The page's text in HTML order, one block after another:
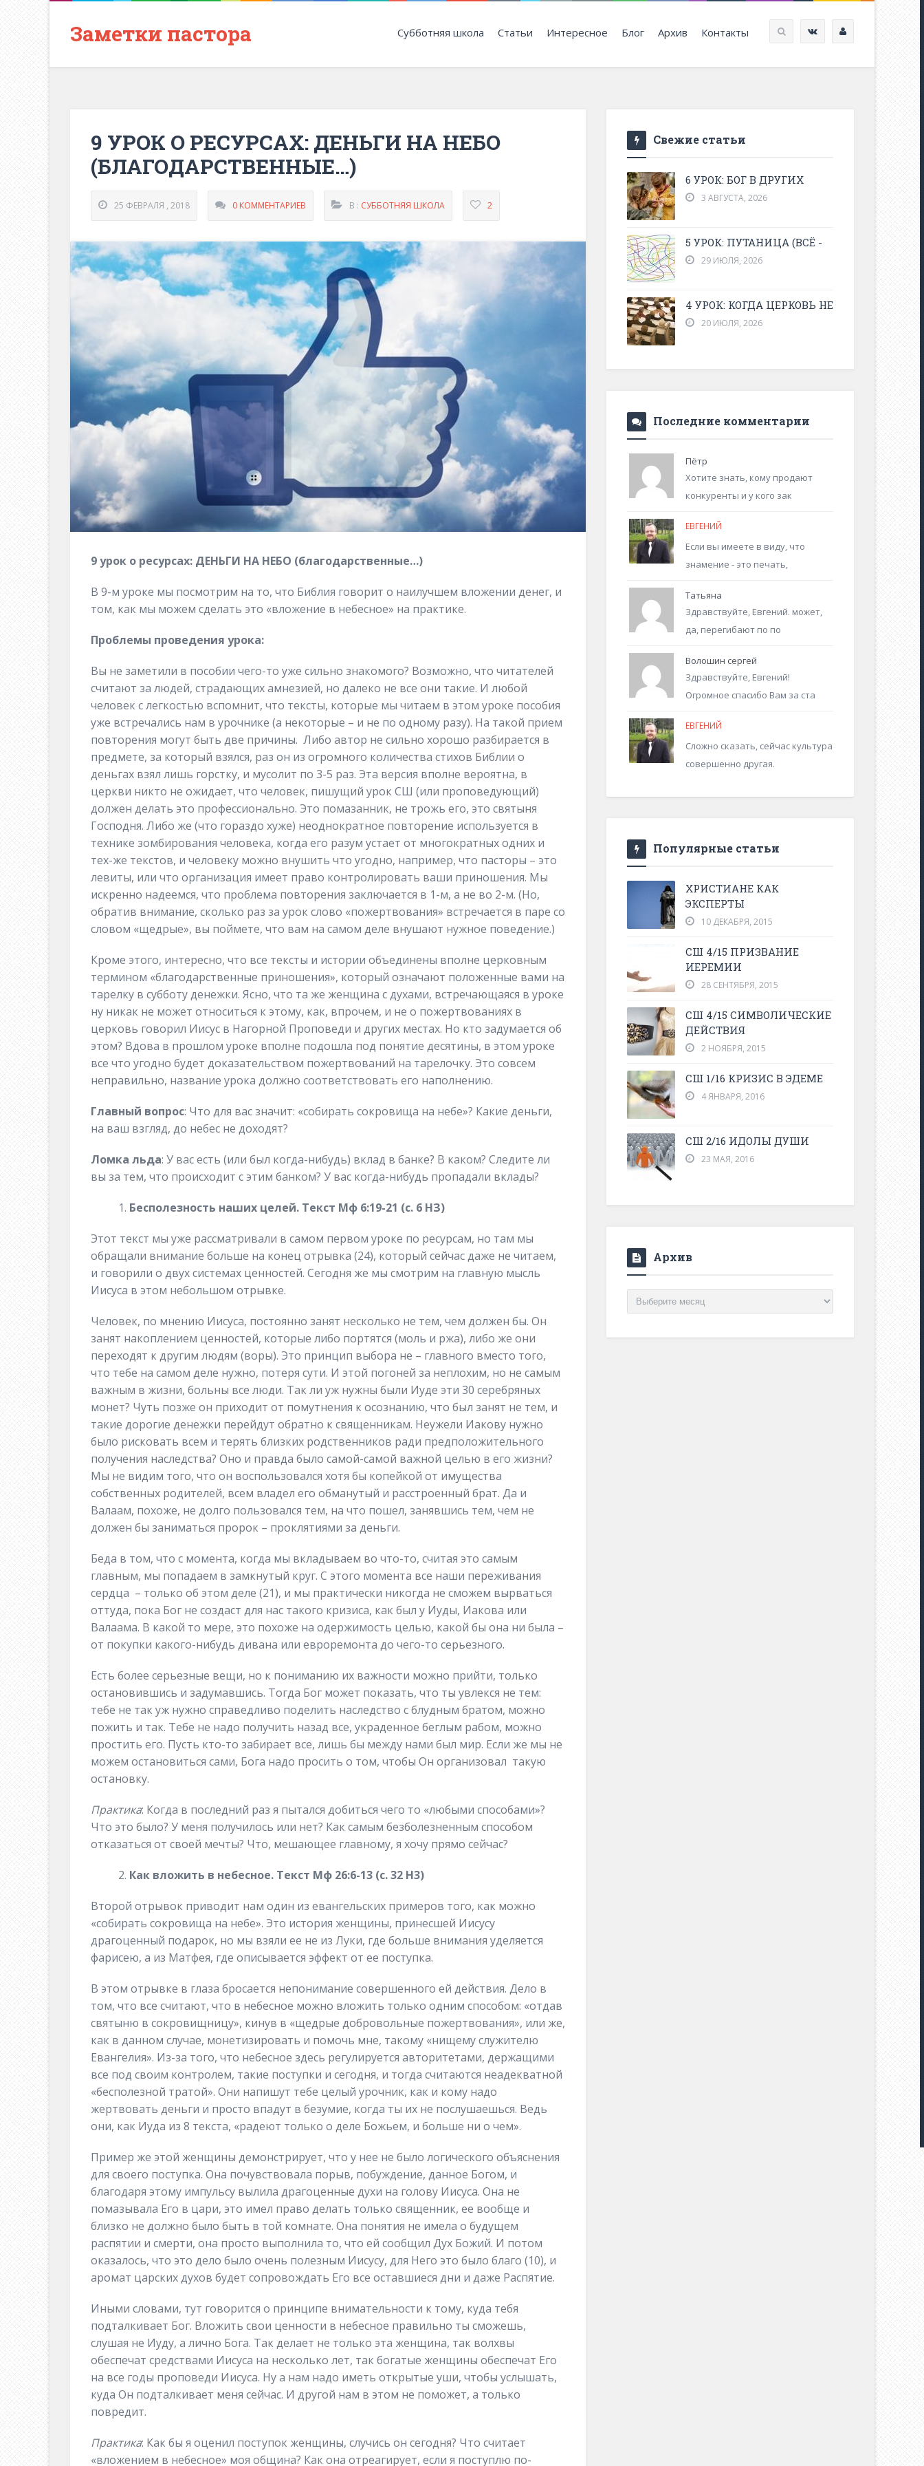
Заметки пастора Субботняя школа Статьи Интересное Блог Архив Контакты
9 УРОК О РЕСУРСАХ: ДЕНЬГИ НА НЕБО
(БЛАГОДАРСТВЕННЫЕ…)
25 ФЕВРАЛЯ , 2018 0 КОММЕНТАРИЕВ В : СУББОТНЯЯ ШКОЛА 2
9 урок о ресурсах: ДЕНЬГИ НА НЕБО (благодарственные…)
В 9-м уроке мы посмотрим на то, что Библия говорит о наилучшем вложении денег, и
том, как мы можем сделать это «вложение в небесное» на практике.
Проблемы проведения урока:
Вы не заметили в пособии чего-то уже сильно знакомого? Возможно, что читателей
считают за людей, страдающих амнезией, но далеко не все они такие. И любой
человек с легкостью вспомнит, что тексты, которые мы читаем в этом уроке пособия
уже встречались нам в урочнике (а некоторые – и не по одному разу). На такой прием
повторения могут быть две причины. Либо автор не сильно хорошо разбирается в
предмете, за который взялся, раз он из огромного количества стихов Библии о
деньгах взял лишь горстку, и мусолит по 3-5 раз. Эта версия вполне вероятна, в
церкви никто не ожидает, что человек, пишущий урок СШ (или проповедующий)
должен делать это профессионально. Это помазанник, не трожь его, это святыня
Господня. Либо же (что гораздо хуже) неоднократное повторение используется в
технике зомбирования человека, когда его разум устает от многократных одних и
тех-же текстов, и человеку можно внушить что угодно, например, что пасторы – это
левиты, или что организация имеет право контролировать ваши приношения. Мы
искренно надеемся, что проблема повторения заключается в 1-м, а не во 2-м. (Но,
обратив внимание, сколько раз за урок слово «пожертвования» встречается в паре со
словом «щедрые», вы поймете, что вам на самом деле внушают нужное поведение.)
Кроме этого, интересно, что все тексты и истории объединены вполне церковным
термином «благодарственные приношения», который означают положенные вами на
тарелку в субботу денежки. Ясно, что та же женщина с духами, встречающаяся в уроке
ну никак не может относиться к этому, как, впрочем, и не о пожертвованиях в
церковь говорил Иисус в Нагорной Проповеди и других местах. Но кто задумается об
этом? Вдова в прошлом уроке вполне подошла под понятие десятины, в этом уроке
все что угодно будет доказательством пожертвований на тарелочку. Это совсем
неправильно, название урока должно соответствовать его наполнению.
Главный вопрос: Что для вас значит: «собирать сокровища на небе»? Какие деньги,
на ваш взгляд, до небес не доходят?
Ломка льда: У вас есть (или был когда-нибудь) вклад в банке? В каком? Следите ли
вы за тем, что происходит с этим банком? У вас когда-нибудь пропадали вклады?
Бесполезность наших целей. Текст Мф 6:19-21 (с. 6 НЗ)
Этот текст мы уже рассматривали в самом первом уроке по ресурсам, но там мы
обращали внимание больше на конец отрывка (24), который сейчас даже не читаем,
и говорили о двух системах ценностей. Сегодня же мы смотрим на главную мысль
Иисуса в этом небольшом отрывке.
Человек, по мнению Иисуса, постоянно занят несколько не тем, чем должен бы. Он
занят накоплением ценностей, которые либо портятся (моль и ржа), либо же они
переходят к другим людям (воры). Это принцип выбора не – главного вместо того,
что тебе на самом деле нужно, потеря сути. И этой погоней за неплохим, но не самым
важным в жизни, больны все люди. Так ли уж нужны были Иуде эти 30 серебряных
монет? Чуть позже он приходит от помутнения к осознанию, что был занят не тем, и
такие дорогие денежки перейдут обратно к священникам. Неужели Иакову нужно
было рисковать всем и терять близких родственников ради предположительного
получения наследства? Оно и правда было самой-самой важной целью в его жизни?
Мы не видим того, что он воспользовался хотя бы копейкой от имущества
собственных родителей, всем владел его обманутый и расстроенный брат. Да и
Валаам, похоже, не долго пользовался тем, на что пошел, занявшись тем, чем не
должен бы заниматься пророк – проклятиями за деньги.
Беда в том, что с момента, когда мы вкладываем во что-то, считая это самым
главным, мы попадаем в замкнутый круг. С этого момента все наши переживания
сердца – только об этом деле (21), и мы практически никогда не сможем вырваться
оттуда, пока Бог не создаст для нас такого кризиса, как был у Иуды, Иакова или
Валаама. В какой то мере, это похоже на одержимость целью, какой бы она ни была –
от покупки какого-нибудь дивана или евроремонта до чего-то серьезного.
Есть более серьезные вещи, но к пониманию их важности можно прийти, только
остановившись и задумавшись. Тогда Бог может показать, что ты увлекся не тем:
тебе не так уж нужно справедливо поделить наследство с блудным братом, можно
пожить и так. Тебе не надо получить назад все, украденное беглым рабом, можно
простить его. Пусть кто-то забирает все, лишь бы между нами был мир. Если же мы не
можем остановиться сами, Бога надо просить о том, чтобы Он организовал такую
остановку.
Практика: Когда в последний раз я пытался добиться чего то «любыми способами»?
Что это было? У меня получилось или нет? Как самым безболезненным способом
отказаться от своей мечты? Что, мешающее главному, я хочу прямо сейчас?
Как вложить в небесное. Текст Мф 26:6-13 (с. 32 Н3)
Второй отрывок приводит нам один из евангельских примеров того, как можно
«собирать сокровища на небе». Это история женщины, принесшей Иисусу
драгоценный подарок, но мы взяли ее не из Луки, где больше внимания уделяется
фарисею, а из Матфея, где описывается эффект от ее поступка.
В этом отрывке в глаза бросается непонимание совершенного ей действия. Дело в
том, что все считают, что в небесное можно вложить только одним способом: «отдав
святыню в сокровищницу», кинув в «щедрые добровольные пожертвования», или же,
как в данном случае, монетизировать и помочь мне, такому «нищему служителю
Евангелия». Из-за того, что небесное здесь регулируется авторитетами, держащими
все под своим контролем, такие поступки и сегодня, и тогда считаются неадекватной
«бесполезной тратой». Они напишут тебе целый урочник, как и кому надо
жертвовать деньги и просто впадут в безумие, когда ты их не послушаешься. Ведь
они, как Иуда из 8 текста, «радеют только о деле Божьем, и больше ни о чем».
Пример же этой женщины демонстрирует, что у нее не было логического объяснения
для своего поступка. Она почувствовала порыв, побуждение, данное Богом, и
благодаря этому импульсу вылила драгоценные духи на голову Иисуса. Она не
помазывала Его в цари, это имел право делать только священник, ее вообще и
близко не должно было быть в той комнате. Она понятия не имела о будущем
распятии и смерти, она просто выполнила то, что ей сообщил Дух Божий. И потом
оказалось, что это дело было очень полезным Иисусу, для Него это было благо (10), и
аромат царских духов будет сопровождать Его все оставшиеся дни и даже Распятие.
Иными словами, тут говорится о принципе внимательности к тому, куда тебя
подталкивает Бог. Вложить свои ценности в небесное правильно ты сможешь,
слушая не Иуду, а лично Бога. Так делает не только эта женщина, так волхвы
обеспечат средствами Иисуса на несколько лет, так богатые женщины обеспечат Его
на все годы проповеди Иисуса. Ну а нам надо иметь открытые уши, чтобы услышать,
куда Он подталкивает меня сейчас. И другой нам в этом не поможет, а только
повредит.
Практика: Как бы я оценил поступок женщины, случись он сегодня? Что считает
«вложением в небесное» моя община? Как она отреагирует, если я поступлю по-
Свежие статьи
6 УРОК: БОГ В ДРУГИХ
3 АВГУСТА, 2026
5 УРОК: ПУТАНИЦА (ВСЁ -
29 ИЮЛЯ, 2026
4 УРОК: КОГДА ЦЕРКОВЬ НЕ
20 ИЮЛЯ, 2026
Последние комментарии
Пётр
Хотите знать, кому продают
конкуренты и у кого зак
ЕВГЕНИЙ
Если вы имеете в виду, что
знамение - это печать,
Татьяна
Здравствуйте, Евгений. может,
да, перегибают по по
Волошин сергей
Здравствуйте, Евгений!
Огромное спасибо Вам за ста
ЕВГЕНИЙ
Сложно сказать, сейчас культура
совершенно другая.
Популярные статьи
ХРИСТИАНЕ КАК
ЭКСПЕРТЫ
10 ДЕКАБРЯ, 2015
СШ 4/15 ПРИЗВАНИЕ
ИЕРЕМИИ
28 СЕНТЯБРЯ, 2015
СШ 4/15 СИМВОЛИЧЕСКИЕ
ДЕЙСТВИЯ
2 НОЯБРЯ, 2015
СШ 1/16 КРИЗИС В ЭДЕМЕ
4 ЯНВАРЯ, 2016
СШ 2/16 ИДОЛЫ ДУШИ
23 МАЯ, 2016
Архив
Архив